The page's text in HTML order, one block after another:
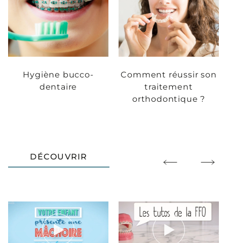
Hygiène bucco-
dentaire
Comment réussir son
traitement
orthodontique ?
DÉCOUVRIR